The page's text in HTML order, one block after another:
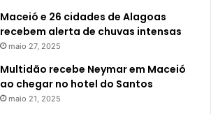
Maceió e 26 cidades de Alagoas
recebem alerta de chuvas intensas
maio 27, 2025
Multidão recebe Neymar em Maceió
ao chegar no hotel do Santos
maio 21, 2025